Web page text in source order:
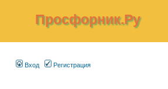
Просфорник.Ру
Вход Регистрация